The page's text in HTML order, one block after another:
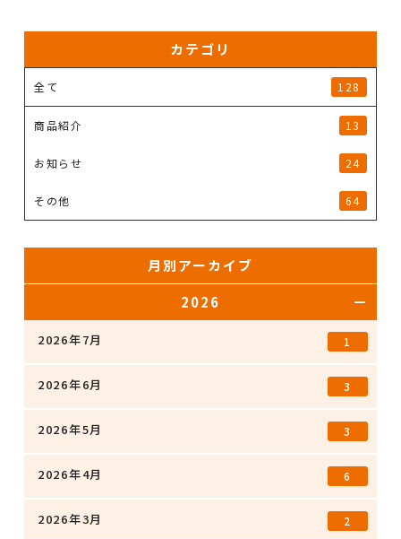
カテゴリ
全て 128
商品紹介 13
お知らせ 24
その他 64
月別アーカイブ
2026
2026年7月 1
2026年6月 3
2026年5月 3
2026年4月 6
2026年3月 2